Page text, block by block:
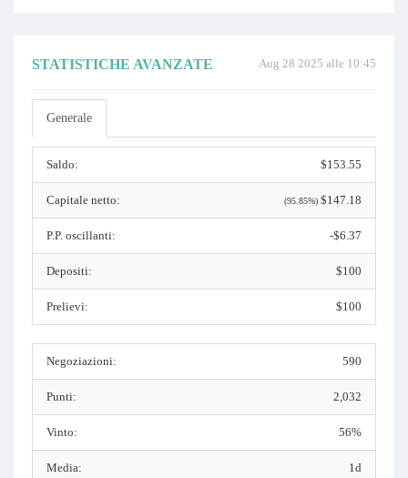
Aug 28 2025 alle 10:45
STATISTICHE AVANZATE
Generale
Saldo: $153.55
Capitale netto: (95.85%) $147.18
P.P. oscillanti: -$6.37
Depositi: $100
Prelievi: $100
Negoziazioni: 590
Punti: 2,032
Vinto: 56%
Media: 1d